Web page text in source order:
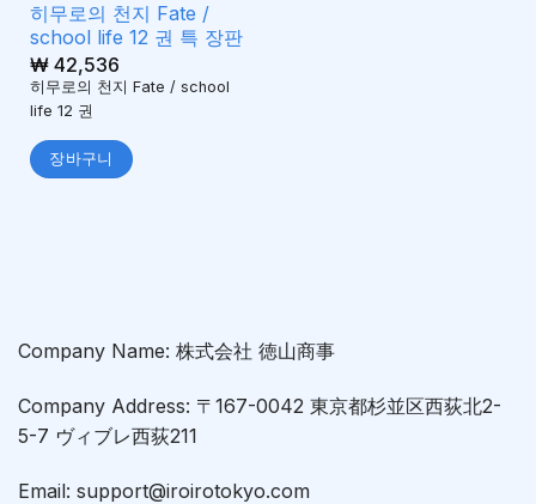
히무로의 천지 Fate /
school life 12 권 특 장판
₩42,536
히무로의 천지 Fate / school
life 12 권
장바구니
Company Name: 株式会社 徳山商事
Company Address: 〒167-0042 東京都杉並区西荻北2-
5-7 ヴィブレ西荻211
Email: support@iroirotokyo.com